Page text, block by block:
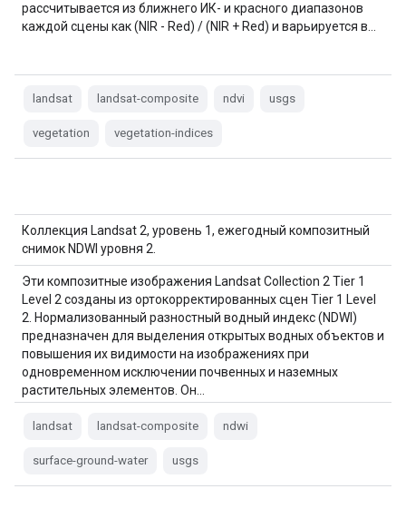
рассчитывается из ближнего ИК- и красного диапазонов
каждой сцены как (NIR - Red) / (NIR + Red) и варьируется в…
landsat landsat-composite ndvi usgs
vegetation vegetation-indices
Коллекция Landsat 2, уровень 1, ежегодный композитный
снимок NDWI уровня 2.
Эти композитные изображения Landsat Collection 2 Tier 1
Level 2 созданы из ортокорректированных сцен Tier 1 Level
2. Нормализованный разностный водный индекс (NDWI)
предназначен для выделения открытых водных объектов и
повышения их видимости на изображениях при
одновременном исключении почвенных и наземных
растительных элементов. Он…
landsat landsat-composite ndwi
surface-ground-water usgs